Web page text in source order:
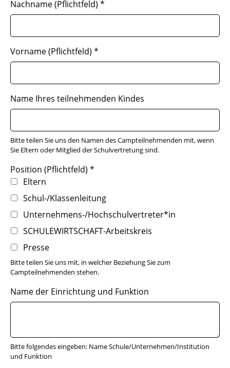
Nachname (Pflichtfeld) *
Vorname (Pflichtfeld) *
Name Ihres teilnehmenden Kindes
Bitte teilen Sie uns den Namen des Campteilnehmenden mit, wenn
Sie Eltern oder Mitglied der Schulvertretung sind.
Position (Pflichtfeld) *
Eltern
Schul-/Klassenleitung
Unternehmens-/Hochschulvertreter*in
SCHULEWIRTSCHAFT-Arbeitskreis
Presse
Bitte teilen Sie uns mit, in welcher Beziehung Sie zum
Campteilnehmenden stehen.
Name der Einrichtung und Funktion
Bitte folgendes eingeben: Name Schule/Unternehmen/Institution
und Funktion